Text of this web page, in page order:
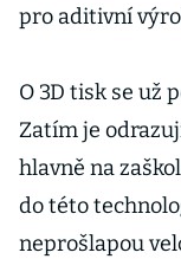
pro aditivní
O 3D tisk se už
Zatím je
hlavně na
do této
neprošlapou